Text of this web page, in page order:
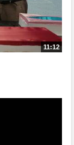
11:12